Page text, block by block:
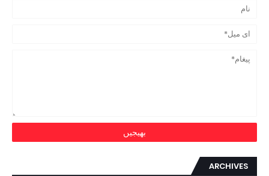
ARCHIVES